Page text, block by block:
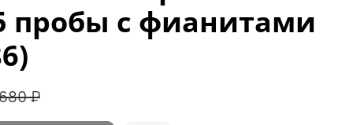
пробы с фианитами
₽